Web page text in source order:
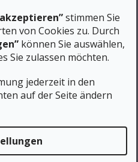
stimmen Sie
von Cookies zu. Durch
können Sie auswählen,
Sie zulassen möchten.
jederzeit in den
auf der Seite ändern